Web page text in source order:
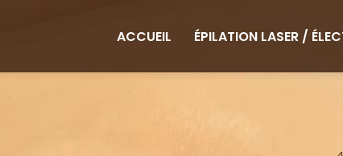
ACCUEIL
ÉPILATION LASER /